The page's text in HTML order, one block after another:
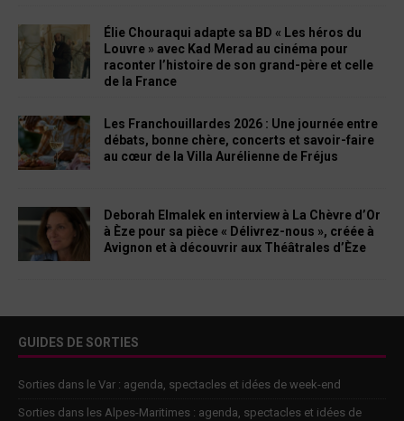
Élie Chouraqui adapte sa BD « Les héros du
Louvre » avec Kad Merad au cinéma pour
raconter l’histoire de son grand-père et celle
de la France
Les Franchouillardes 2026 : Une journée entre
débats, bonne chère, concerts et savoir-faire
au cœur de la Villa Aurélienne de Fréjus
Deborah Elmalek en interview à La Chèvre d’Or
à Èze pour sa pièce « Délivrez-nous », créée à
Avignon et à découvrir aux Théâtrales d’Èze
GUIDES DE SORTIES
Sorties dans le Var : agenda, spectacles et idées de week-end
Sorties dans les Alpes-Maritimes : agenda, spectacles et idées de